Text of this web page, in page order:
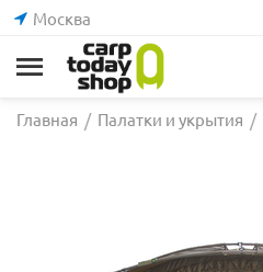
Москва
Главная / Палатки и укрытия /